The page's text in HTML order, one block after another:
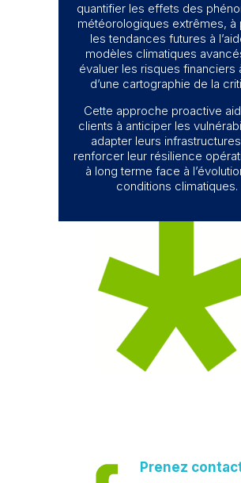
quantifier les effets des
météorologiques extrêmes, à
les tendances futures à
modèles climatiques
évaluer les risques financiers
d’une cartographie de la
Cette approche proactive
clients à anticiper les
adapter leurs
renforcer leur résilience
à long terme face à
conditions climatiques.
Prenez